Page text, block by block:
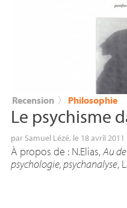
Recension 〉 Philosophie
Le psychisme
par Samuel Lézé, le 18 avril 2011
À propos de : N.Elias,Au
psychologie, psychanalyse,